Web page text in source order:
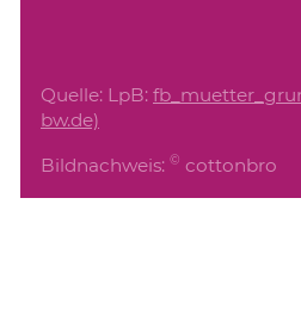
Quelle: LpB:
bw.de)
Bildnachweis: © cottonbro